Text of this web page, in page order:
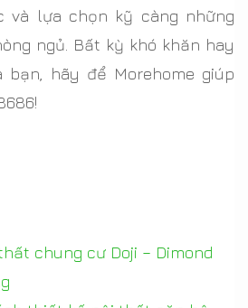
và lựa chọn kỹ càng những
ngủ. Bất kỳ khó khăn hay
hãy để Morehome giúp
chung cư Doji – Dimond